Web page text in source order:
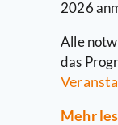
2026
Alle
das
Mehr